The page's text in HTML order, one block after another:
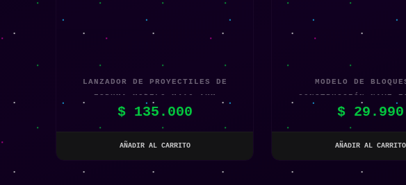
LANZADOR DE PROYECTILES DE
ESPUMA MODELO M416 AKM
$135.000
AÑADIR AL CARRITO
MODELO DE
CONSTRUCCIÓN NAVE
$29.990
AÑADIR AL CARRITO